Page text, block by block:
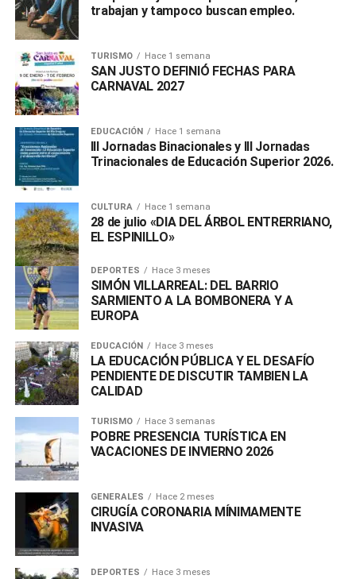
trabajan y tampoco buscan empleo.
TURISMO Hace 1 semana
SAN JUSTO DEFINIÓ FECHAS PARA
CARNAVAL 2027
EDUCACIÓN Hace 1 semana
III Jornadas Binacionales y III Jornadas
Trinacionales de Educación Superior 2026.
CULTURA Hace 1 semana
28 de julio «DIA DEL ÁRBOL ENTRERRIANO,
EL ESPINILLO»
DEPORTES Hace 3 meses
SIMÓN VILLARREAL: DEL BARRIO
SARMIENTO A LA BOMBONERA Y A
EUROPA
EDUCACIÓN Hace 3 meses
LA EDUCACIÓN PÚBLICA Y EL DESAFÍO
PENDIENTE DE DISCUTIR TAMBIEN LA
CALIDAD
TURISMO Hace 3 semanas
POBRE PRESENCIA TURÍSTICA EN
VACACIONES DE INVIERNO 2026
GENERALES Hace 2 meses
CIRUGÍA CORONARIA MÍNIMAMENTE
INVASIVA
DEPORTES Hace 3 meses